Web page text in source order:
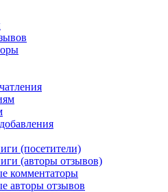
(посетители)
(авторы отзывов)
комментаторы
авторы отзывов